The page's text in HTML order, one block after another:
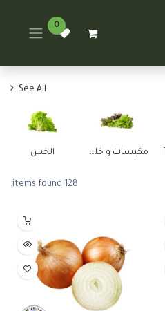
0
See All
مكيسات و خلطات الخس
128 items found.